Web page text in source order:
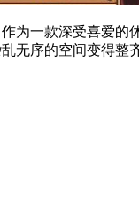
作为一款深受喜爱
无序的空间变得整